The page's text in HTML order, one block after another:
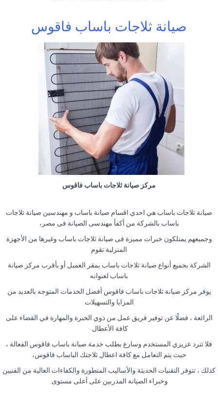
صيانة ثلاجات باساب فاقوس
مركز صيانة ثلاجات باساب فاقوس
صيانة ثلاجات باساب هي احدي اقسام صيانة باساب و مهندسين صيانة ثلاجات
باساب بالشركة من أكفأ مهندسى الصيانة فى مصر،
وجميعهم يمتلكون خبرات مميزة فى صيانة ثلاجات باساب وغيرها من الأجهزة
المنزلية تقوم
الشركة بجميع أنواع صيانة ثلاجات باساب بمقر العميل أو بأقرب مركز صيانة
باساب لعنوانه
يوفر مركز صيانة ثلاجات باساب فاقوس أفضل الخدمات المتوجه بالعديد من
المزايا والتسهيلات
الرائعة ، فضلًا عن توفير فريق عمل من ذوي الخبرة والمهارة في القضاء على
كافة الأعطال.
فلا تترد عزيزي المستخدم وسارع بطلب خدمة صيانة باساب فاقوس الفعالة ،
حيث يتم التعامل مع كافة اعطال ثلاجتك الباساب فاقوس،
كذلك ، تتوفر التقنيات الحديثة والأساليب المتطورة والكفاءات العالية من الفنيين
وخبراء الصيانة المدربين على أعلى مستوى.